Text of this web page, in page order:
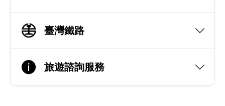
臺灣鐵路
旅遊諮詢服務